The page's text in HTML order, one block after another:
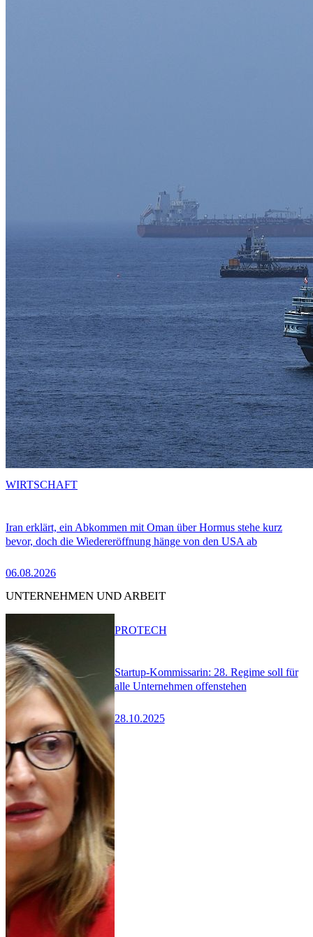
Iran erklärt, ein Abkommen mit Oman über Hormus stehe kurz
bevor, doch die Wiedereröffnung hänge von den USA ab
06.08.2026
WIRTSCHAFT
UNTERNEHMEN UND ARBEIT
Startup-Kommissarin: 28. Regime soll für
alle Unternehmen offenstehen
28.10.2025
PROTECH